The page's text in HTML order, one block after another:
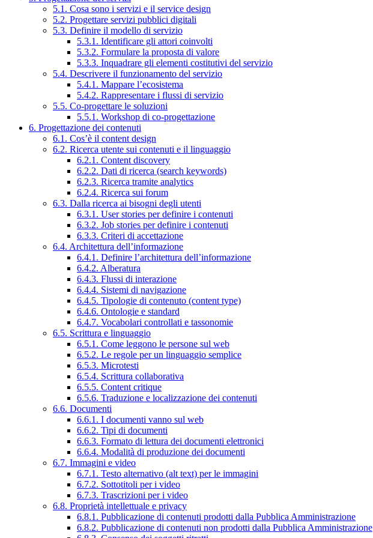
5.1. Cosa sono i servizi e il service design
5.2. Progettare servizi pubblici digitali
5.3. Definire il modello di servizio
5.3.1. Identificare gli attori coinvolti
5.3.2. Formulare la proposta di valore
5.3.3. Inquadrare gli elementi costitutivi del servizio
5.4. Descrivere il funzionamento del servizio
5.4.1. Mappare l’ecosistema
5.4.2. Rappresentare i flussi di servizio
5.5. Co-progettare le soluzioni
5.5.1. Workshop di co-progettazione
6. Progettazione dei contenuti
6.1. Cos’è il content design
6.2. Ricerca utente sui contenuti e il linguaggio
6.2.1. Content discovery
6.2.2. Dati di ricerca (search keywords)
6.2.3. Ricerca tramite analytics
6.2.4. Ricerca sui forum
6.3. Dalla ricerca ai bisogni degli utenti
6.3.1. User stories per definire i contenuti
6.3.2. Job stories per definire i contenuti
6.3.3. Criteri di accettazione
6.4. Architettura dell’informazione
6.4.1. Definire l’architettura dell’informazione
6.4.2. Alberatura
6.4.3. Flussi di interazione
6.4.4. Sistemi di navigazione
6.4.5. Tipologie di contenuto (content type)
6.4.6. Ontologie e standard
6.4.7. Vocabolari controllati e tassonomie
6.5. Scrittura e linguaggio
6.5.1. Come leggono le persone sul web
6.5.2. Le regole per un linguaggio semplice
6.5.3. Microtesti
6.5.4. Scrittura collaborativa
6.5.5. Content critique
6.5.6. Traduzione e localizzazione dei contenuti
6.6. Documenti
6.6.1. I documenti vanno sul web
6.6.2. Tipi di documenti
6.6.3. Formato di lettura dei documenti elettronici
6.6.4. Modalità di produzione dei documenti
6.7. Immagini e video
6.7.1. Testo alternativo (alt text) per le immagini
6.7.2. Sottotitoli per i video
6.7.3. Trascrizioni per i video
6.8. Proprietà intellettuale e privacy
6.8.1. Pubblicazione di contenuti prodotti dalla Pubblica Amministrazione
6.8.2. Pubblicazione di contenuti non prodotti dalla Pubblica Amministrazione